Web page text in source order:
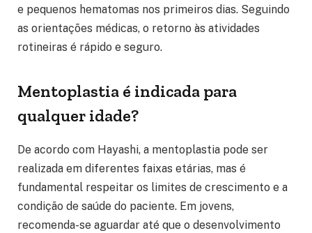
e pequenos hematomas nos primeiros dias. Seguindo
as orientações médicas, o retorno às atividades
rotineiras é rápido e seguro.
Mentoplastia é indicada para
qualquer idade?
De acordo com Hayashi, a mentoplastia pode ser
realizada em diferentes faixas etárias, mas é
fundamental respeitar os limites de crescimento e a
condição de saúde do paciente. Em jovens,
recomenda-se aguardar até que o desenvolvimento